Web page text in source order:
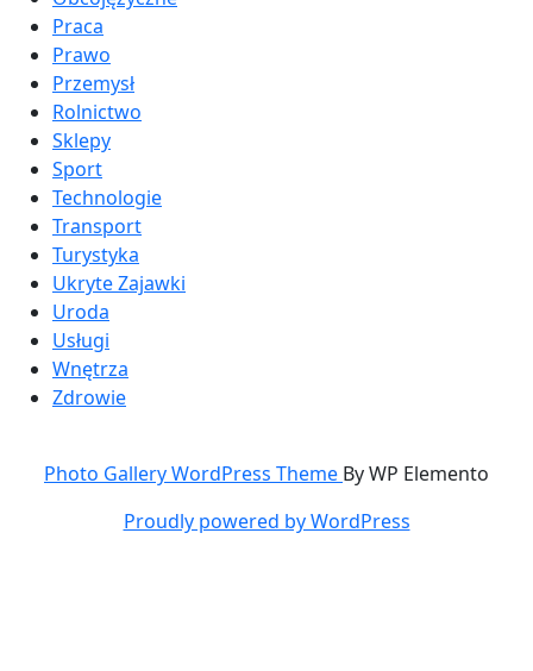
Praca
Prawo
Przemysł
Rolnictwo
Sklepy
Sport
Technologie
Transport
Turystyka
Ukryte Zajawki
Uroda
Usługi
Wnętrza
Zdrowie
Photo Gallery WordPress Theme By WP Elemento
Proudly powered by WordPress